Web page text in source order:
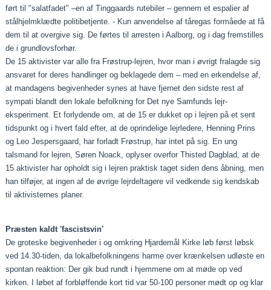
ført til "salatfadet" –en af Tinggaards rutebiler – gennem et espalier af
stålhjelmklædte politibetjente. - Kun anvendelse af tåregas formåede at få
dem til at overgive sig. De førtes til arresten i Aalborg, og i dag fremstilles
de i grundlovsforhør.
De 15 aktivister var alle fra Frøstrup-lejren, hvor man i øvrigt fralagde sig
ansvaret for deres handlinger og beklagede dem – med en erkendelse af,
at mandagens begivenheder synes at have fjernet den sidste rest af
sympati blandt den lokale befolkning for Det nye Samfunds lejr-
eksperiment. Et forlydende om, at de 15 er dukket op i lejren på et sent
tidspunkt og i hvert fald efter, at de oprindelige lejrledere, Henning Prins
og Leo Jespersgaard, har forladt Frøstrup, har intet på sig. En ung
talsmand for lejren, Søren Noack, oplyser overfor Thisted Dagblad, at de
15 aktivister har opholdt sig i lejren praktisk taget siden dens åbning, men
han tilføjer, at ingen af de øvrige lejrdeltagere vil vedkende sig kendskab
til aktivisternes planer.
Præsten kaldt 'fascistsvin'
De groteske begivenheder i og omkring Hjardemål Kirke løb først løbsk
ved 14.30-tiden, da lokalbefolkningens harme over krænkelsen udløste en
spontan reaktion: Der gik bud rundt i hjemmene om at møde op ved
kirken. I løbet af forbløffende kort tid var 50-100 personer mødt op og klar